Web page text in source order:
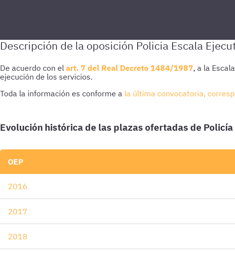
De acuerdo con el art. 7 del Real Decreto 1484/1987, a la
ejecución de los servicios.
Toda la información es conforme a la última convocatoria,
Evolución histórica de las plazas ofertadas de
OEP
2016
2017
2018